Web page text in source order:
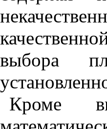
выбора
Кроме